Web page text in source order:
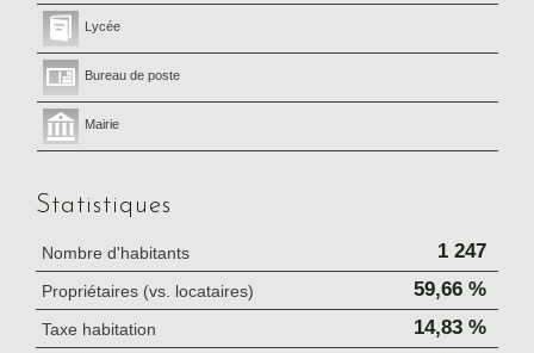
Lycée
Bureau de poste
Mairie
Statistiques
Nombre d'habitants 1 247
Propriétaires (vs. locataires) 59,66 %
Taxe habitation 14,83 %